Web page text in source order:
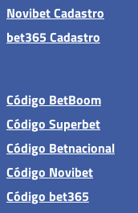
Novibet Cadastro
bet365 Cadastro
Código BetBoom
Código Superbet
Código Betnacional
Código Novibet
Código bet365